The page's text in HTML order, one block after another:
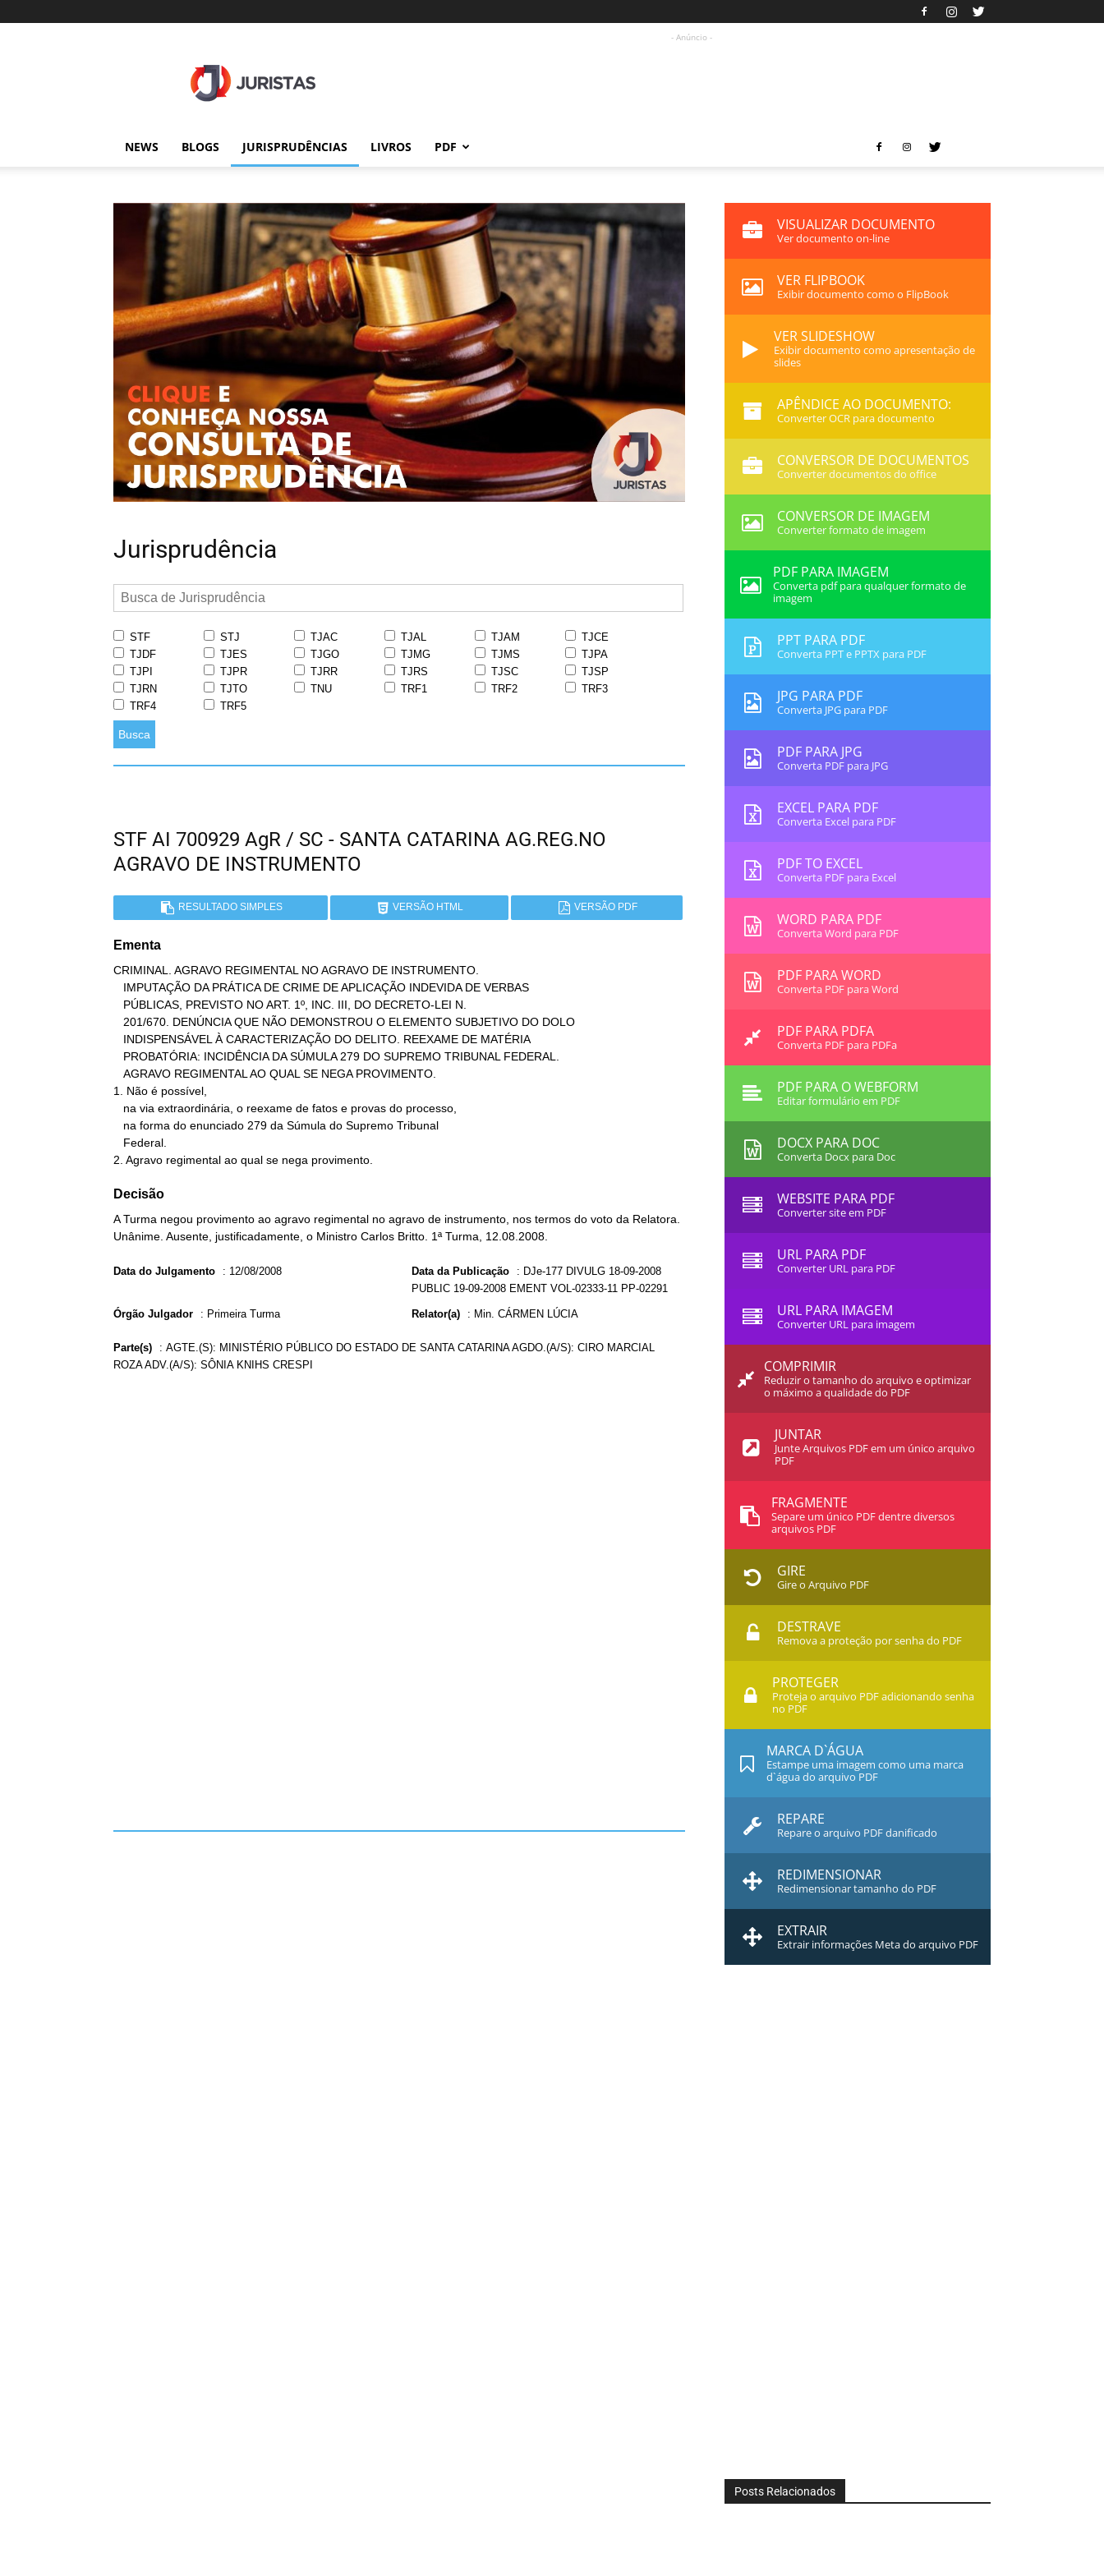
- Anúncio -
NEWS BLOGS JURISPRUDÊNCIAS LIVROS PDF
Jurisprudência
STF STJ TJAC TJAL TJAM
TJCE
TJDF
TJES TJGO TJMG TJMS
TJPA
TJPI
TJPR TJRR TJRS TJSC
TJSP
TJRN
TJTO TNU TRF1 TRF2
TRF3
TRF4
TRF5
Busca
STF AI 700929 AgR / SC - SANTA CATARINA AG.REG.NO
AGRAVO DE INSTRUMENTO
RESULTADO SIMPLES VERSÃO HTML VERSÃO PDF
Ementa
CRIMINAL. AGRAVO REGIMENTAL NO AGRAVO DE INSTRUMENTO.
1. Não é possível,
2. Agravo regimental ao qual se nega provimento.
Decisão
A Turma negou provimento ao agravo regimental no agravo de instrumento, nos termos do voto da Relatora.
Unânime. Ausente, justificadamente, o Ministro Carlos Britto. 1ª Turma, 12.08.2008.
Data do Julgamento : 12/08/2008 Data da Publicação : DJe-177 DIVULG 18-09-2008
PUBLIC 19-09-2008 EMENT VOL-02333-11 PP-02291
Órgão Julgador : Primeira Turma Relator(a) : Min. CÁRMEN LÚCIA
Parte(s) : AGTE.(S): MINISTÉRIO PÚBLICO DO ESTADO DE SANTA CATARINA AGDO.(A/S): CIRO MARCIAL
ROZA ADV.(A/S): SÔNIA KNIHS CRESPI
VISUALIZAR DOCUMENTO
Ver documento on-line
VER FLIPBOOK
Exibir documento como o FlipBook
VER SLIDESHOW
Exibir documento como apresentação de
slides
APÊNDICE AO DOCUMENTO:
Converter OCR para documento
CONVERSOR DE DOCUMENTOS
Converter documentos do office
CONVERSOR DE IMAGEM
Converter formato de imagem
PDF PARA IMAGEM
Converta pdf para qualquer formato de
imagem
PPT PARA PDF
Converta PPT e PPTX para PDF
JPG PARA PDF
Converta JPG para PDF
PDF PARA JPG
Converta PDF para JPG
EXCEL PARA PDF
Converta Excel para PDF
PDF TO EXCEL
Converta PDF para Excel
WORD PARA PDF
Converta Word para PDF
PDF PARA WORD
Converta PDF para Word
PDF PARA PDFA
Converta PDF para PDFa
PDF PARA O WEBFORM
Editar formulário em PDF
DOCX PARA DOC
Converta Docx para Doc
WEBSITE PARA PDF
Converter site em PDF
URL PARA PDF
Converter URL para PDF
URL PARA IMAGEM
Converter URL para imagem
COMPRIMIR
Reduzir o tamanho do arquivo e optimizar
o máximo a qualidade do PDF
JUNTAR
Junte Arquivos PDF em um único arquivo
PDF
FRAGMENTE
Separe um único PDF dentre diversos
arquivos PDF
GIRE
Gire o Arquivo PDF
DESTRAVE
Remova a proteção por senha do PDF
PROTEGER
Proteja o arquivo PDF adicionando senha
no PDF
MARCA D`ÁGUA
Estampe uma imagem como uma marca
d`água do arquivo PDF
REPARE
Repare o arquivo PDF danificado
REDIMENSIONAR
Redimensionar tamanho do PDF
EXTRAIR
Extrair informações Meta do arquivo PDF
Posts Relacionados